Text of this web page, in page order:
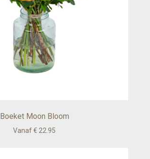
Boeket Moon Bloom
Vanaf € 22.95